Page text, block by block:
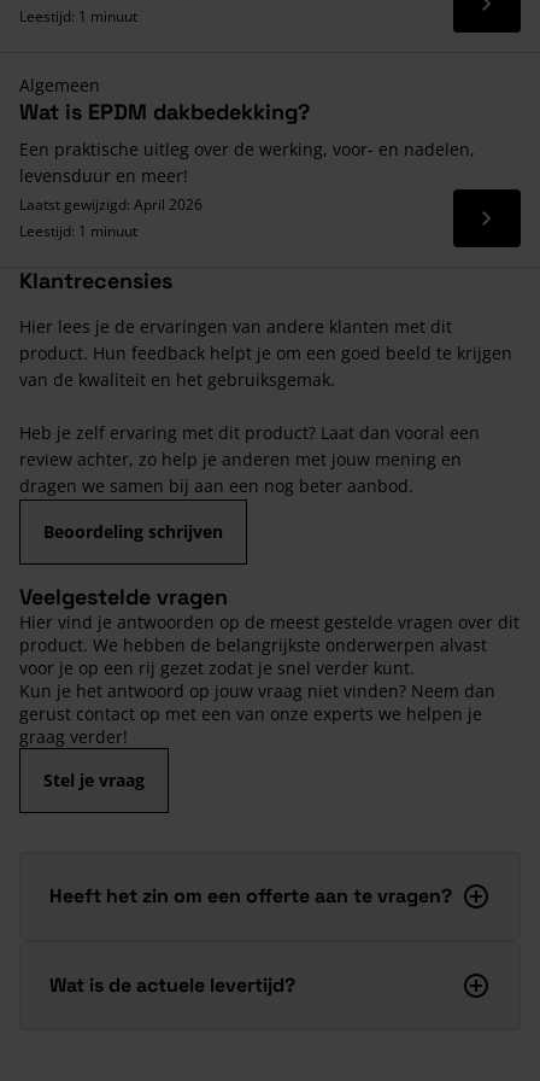
Leestijd: 1 minuut
Lees
Algemeen
Wat is EPDM dakbedekking?
Een praktische uitleg over de werking, voor- en nadelen,
levensduur en meer!
Laatst gewijzigd: April 2026
Leestijd: 1 minuut
Lees
Klantrecensies
Hier lees je de ervaringen van andere klanten met dit
product. Hun feedback helpt je om een goed beeld te krijgen
van de kwaliteit en het gebruiksgemak.
Heb je zelf ervaring met dit product? Laat dan vooral een
review achter, zo help je anderen met jouw mening en
dragen we samen bij aan een nog beter aanbod.
Beoordeling schrijven
Veelgestelde vragen
Hier vind je antwoorden op de meest gestelde vragen over dit
product. We hebben de belangrijkste onderwerpen alvast
voor je op een rij gezet zodat je snel verder kunt.
Kun je het antwoord op jouw vraag niet vinden? Neem dan
gerust contact op met een van onze experts we helpen je
graag verder!
Stel je vraag
Heeft het zin om een offerte aan te vragen?
Wat is de actuele levertijd?